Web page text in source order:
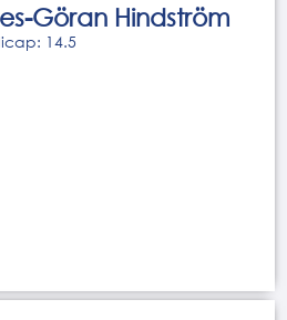
Göran Hindström
14.5